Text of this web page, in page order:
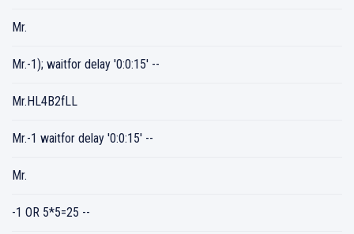
Mr.
Mr.-1); waitfor delay '0:0:15' --
Mr.HL4B2fLL
Mr.-1 waitfor delay '0:0:15' --
Mr.
-1 OR 5*5=25 --